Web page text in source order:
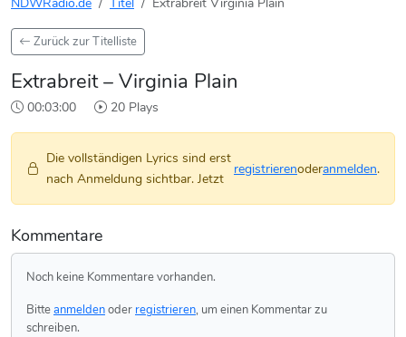
Zurück zur Titelliste
Extrabreit – Virginia Plain
00:03:00 20 Plays
Die vollständigen Lyrics sind erst
nach Anmeldung sichtbar. Jetzt
registrierenoderanmelden.
Kommentare
Noch keine Kommentare vorhanden.
Bitteanmeldenoder registrieren, um einen Kommentar zu
schreiben.